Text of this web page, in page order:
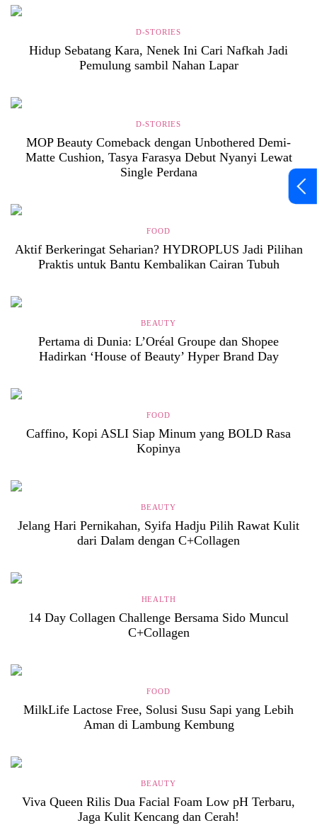
D-STORIES
Hidup Sebatang Kara, Nenek Ini Cari Nafkah Jadi
Pemulung sambil Nahan Lapar
D-STORIES
MOP Beauty Comeback dengan Unbothered Demi-
Matte Cushion, Tasya Farasya Debut Nyanyi Lewat
Single Perdana
FOOD
Aktif Berkeringat Seharian? HYDROPLUS Jadi Pilihan
Praktis untuk Bantu Kembalikan Cairan Tubuh
BEAUTY
Pertama di Dunia: L’Oréal Groupe dan Shopee
Hadirkan ‘House of Beauty’ Hyper Brand Day
FOOD
Caffino, Kopi ASLI Siap Minum yang BOLD Rasa
Kopinya
BEAUTY
Jelang Hari Pernikahan, Syifa Hadju Pilih Rawat Kulit
dari Dalam dengan C+Collagen
HEALTH
14 Day Collagen Challenge Bersama Sido Muncul
C+Collagen
FOOD
MilkLife Lactose Free, Solusi Susu Sapi yang Lebih
Aman di Lambung Kembung
BEAUTY
Viva Queen Rilis Dua Facial Foam Low pH Terbaru,
Jaga Kulit Kencang dan Cerah!